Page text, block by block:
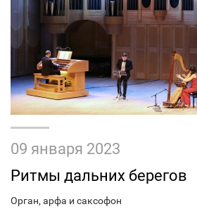
09 января 2023
Ритмы дальних берегов
Орган, арфа и саксофон